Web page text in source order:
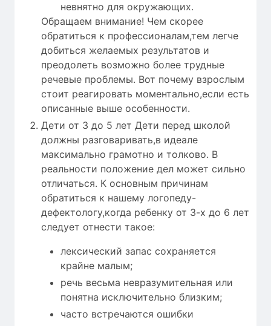
невнятно для окружающих.
Обращаем внимание! Чем скорее
обратиться к профессионалам,тем легче
добиться желаемых результатов и
преодолеть возможно более трудные
речевые проблемы. Вот почему взрослым
стоит реагировать моментально,если есть
описанные выше особенности.
Дети от 3 до 5 лет Дети перед школой
должны разговаривать,в идеале
максимально грамотно и толково. В
реальности положение дел может сильно
отличаться. К основным причинам
обратиться к нашему логопеду-
дефектологу,когда ребенку от 3-х до 6 лет
следует отнести такое:
лексический запас сохраняется
крайне малым;
речь весьма невразумительная или
понятна исключительно близким;
часто встречаются ошибки